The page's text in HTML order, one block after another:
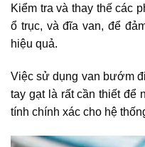
Kiểm tra và thay thế các
ổ trục, và đĩa van, để
hiệu quả.
Việc sử dụng van bướm
tay gạt là rất cần thiết để
tính chính xác cho hệ